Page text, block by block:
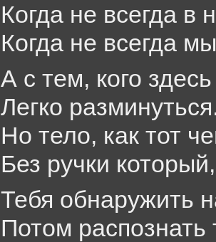
Когда не всегда в
Когда не всегда
А с тем, кого
Легко
Но тело, как тот
Без ручки
Тебя обнаружить
Потом распознать